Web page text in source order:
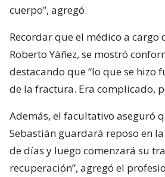
cuerpo”, agregó.
Recordar que el médico a cargo
Roberto Yáñez, se mostró
destacando que “lo que se hizo
de la fractura. Era complicado,
Además, el facultativo aseguró
Sebastián guardará reposo en
de días y luego comenzará su
recuperación”, agregó el